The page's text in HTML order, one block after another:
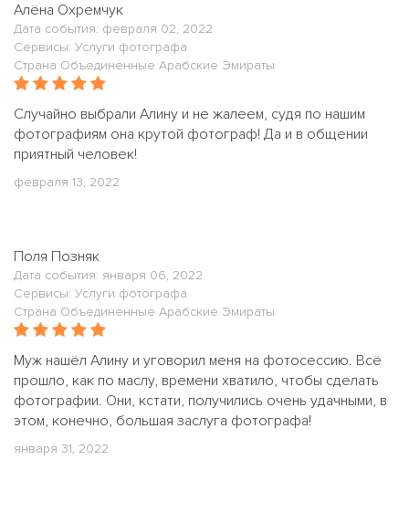
Алёна Охремчук
Дата события: февраля 02, 2022
Сервисы: Услуги фотографа
Страна Объединенные Арабские Эмираты
Случайно выбрали Алину и не жалеем, судя по нашим
фотографиям она крутой фотограф! Да и в общении
приятный человек!
февраля 13, 2022
Поля Позняк
Дата события: января 06, 2022
Сервисы: Услуги фотографа
Страна Объединенные Арабские Эмираты
Муж нашёл Алину и уговорил меня на фотосессию. Всё
прошло, как по маслу, времени хватило, чтобы сделать
фотографии. Они, кстати, получились очень удачными, в
этом, конечно, большая заслуга фотографа!
января 31, 2022